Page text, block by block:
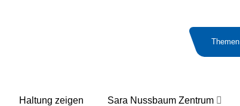
Themen
Haltung zeigen Sara Nussbaum Zentrum